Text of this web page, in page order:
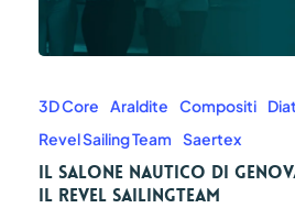
Nautico
di
Genova
2025
ospita
3D Core Araldite Compositi
Revel Sailing Team
Saertex
Il Salone Nautico di
il Revel SailingTeam